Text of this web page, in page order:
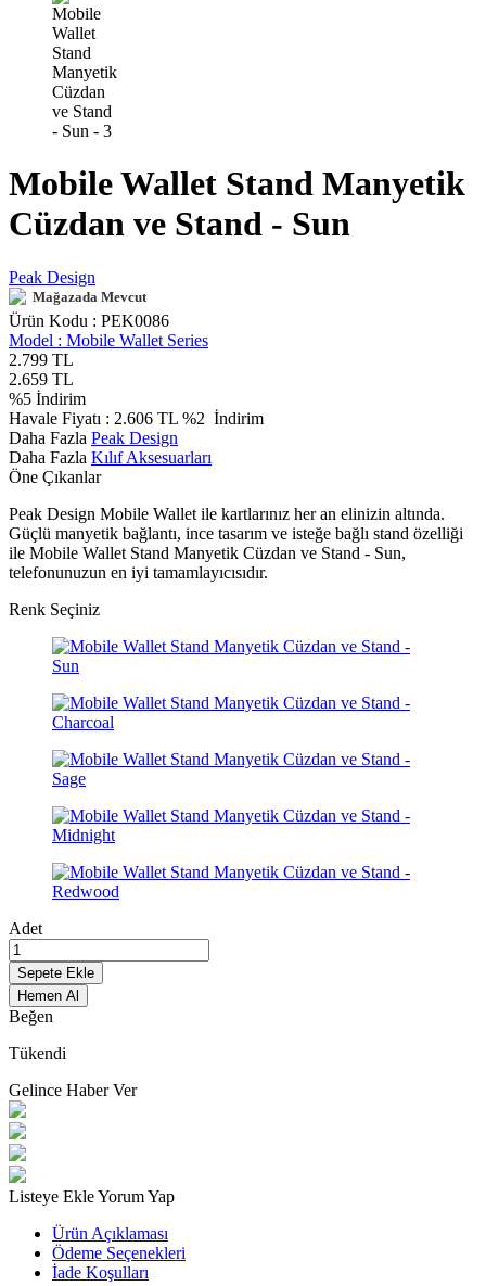
Mobile Wallet Stand Manyetik
Cüzdan ve Stand - Sun
Peak Design
Mağazada Mevcut
Ürün Kodu : PEK0086
Model : Mobile Wallet Series
2.799 TL
2.659 TL
%5 İndirim
Havale Fiyatı : 2.606 TL %2 İndirim
Daha Fazla Peak Design
Daha Fazla Kılıf Aksesuarları
Öne Çıkanlar
Peak Design Mobile Wallet ile kartlarınız her an elinizin altında.
Güçlü manyetik bağlantı, ince tasarım ve isteğe bağlı stand özelliği
ile Mobile Wallet Stand Manyetik Cüzdan ve Stand - Sun,
telefonunuzun en iyi tamamlayıcısıdır.
Renk Seçiniz
Adet
Sepete Ekle
Hemen Al
Beğen
Tükendi
Gelince Haber Ver
Listeye EkleYorum Yap
Ürün Açıklaması
Ödeme Seçenekleri
İade Koşulları